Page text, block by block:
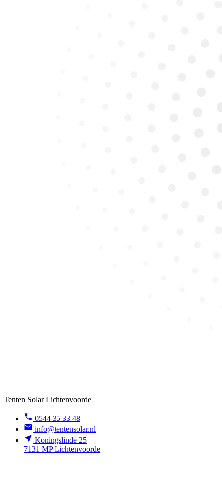
Tenten Solar Lichtenvoorde
0544 35 33 48
info@tentensolar.nl
Koningslinde 25
7131 MP Lichtenvoorde